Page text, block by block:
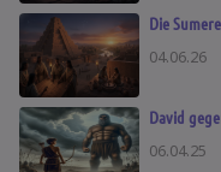
Die
04.06.26
David
06.04.25